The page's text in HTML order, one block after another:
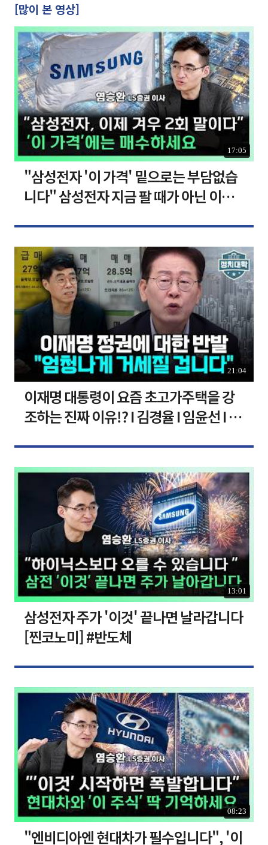
[많이 본 영상]
17:05
"삼성전자 '이 가격' 밑으로는 부담없습
니다" 삼성전자 지금 팔 때가 아닌 이유
21:04
이재명 대통령이 요즘 초고가주택을 강
조하는 진짜 이유!? I 김경율 I 임윤선 I 정
13:01
삼성전자 주가 '이것' 끝나면 날라갑니다
[찐코노미] #반도체
08:23
"엔비디아엔 현대차가 필수입니다", '이